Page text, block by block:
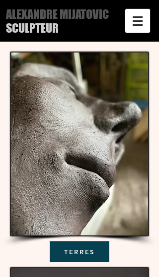
ALEXANDRE MIJATOVIC
SCULPTEUR
TERRES